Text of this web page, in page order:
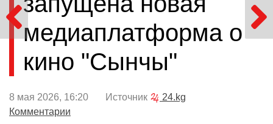
медиаплатформа о
кино "Сынчы"
8 мая 2026, 16:20 Источник
24.kg
Комментарии